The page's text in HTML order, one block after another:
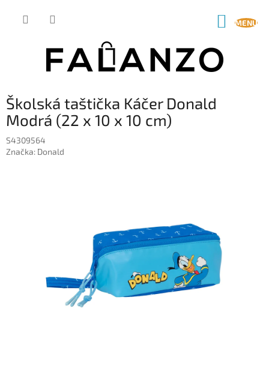
Školská taštička Káčer Donald
Modrá (22 x 10 x 10 cm)
S4309564
Značka: Donald